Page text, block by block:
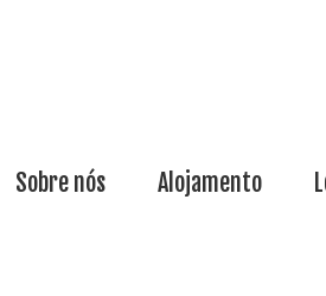
Sobre nós Alojamento